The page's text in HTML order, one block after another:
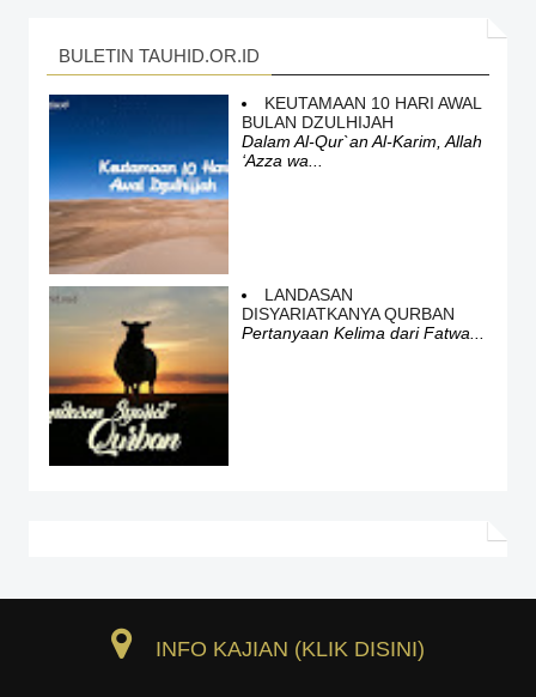
BULETIN TAUHID.OR.ID
KEUTAMAAN 10 HARI AWAL
BULAN DZULHIJAH
Dalam Al-Qur`an Al-Karim, Allah
‘Azza wa...
LANDASAN
DISYARIATKANYA QURBAN
Pertanyaan Kelima dari Fatwa...
INFO KAJIAN (KLIK DISINI)